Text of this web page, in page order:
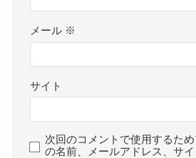
メール ※
サイト
次回のコメントで使用するた
の名前、メールアドレス、サイ